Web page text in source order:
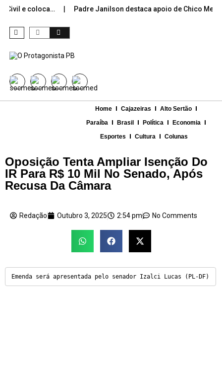
e coloca… Padre Janilson destaca apoio de Chico
Home Cajazeiras
Alto Sertão
Paraíba
Brasil Política
Economia
Esportes
Cultura Colunas
Oposição Tenta Ampliar Isenção Do
IR Para R$ 10 Mil No Senado, Após
Recusa Da Câmara
Redação Outubro 3, 2025 2:54 pm No Comments
Emenda será apresentada pelo senador Izalci Lucas (PL-DF)